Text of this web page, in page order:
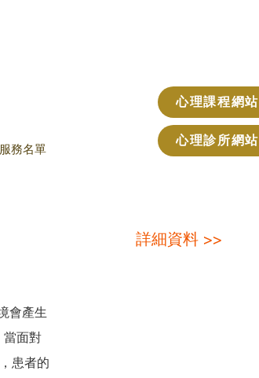
務名單
心理課程網站
心理診所網站
會產生
當面對
患者的
詳細資料 >>